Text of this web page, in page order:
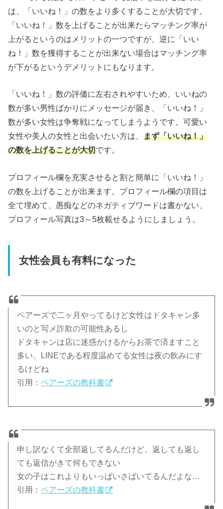
は、「いいね！」の数をより多くすることが大切です。
「いいね！」数を上げることが出来たらマッチング率が
上がるというのはメリットの一つですが、逆に「いい
ね！」数を獲得することが出来ない場合はマッチング率
が下がるというデメリットにもなります。
「いいね！」数の評価に左右されやすいため、いいねの
数が多い男性ばかりにメッセージが届き、「いいね！」
数が多い女性は争奪戦になってしまうようです。可愛い
女性や美人の女性と出会いたい方は、まず「いいね！」
の数を上げることが大切です。
プロフィール欄を充実させると割と簡単に「いいね！」
の数を上げることが出来ます。プロフィール欄の項目は
全て埋めて、愚痴などのネガティブワードは書かない、
プロフィール写真は3～5枚載せるようにしましょう。
女性会員も有料になった
ペアーズで二ヶ月やってるけど女性はドタキャン多
いのと写メ詐欺の可能性あるし
ドタキャンは店に迷惑かけるからお茶で済ますこと
多い、LINEである程度温めてる女性は夜の飲みにす
るけどね
引用：ペアーズの教科書
申し訳なくて全部返してるんだけど、返しても返し
ても返信がきて何もできない
女の子はこれよりもいっぱいさばいてるんだよな…
引用：ペアーズの教科書